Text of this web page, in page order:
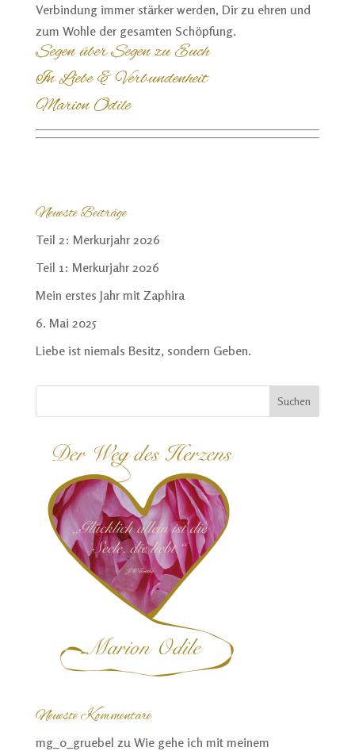
Verbindung immer stärker werden, Dir zu ehren und
zum Wohle der gesamten Schöpfung.
Segen über Segen zu Euch
In Liebe & Verbundenheit
Marion Odile
Neueste Beiträge
Teil 2: Merkurjahr 2026
Teil 1: Merkurjahr 2026
Mein erstes Jahr mit Zaphira
6. Mai 2025
Liebe ist niemals Besitz, sondern Geben.
Neueste Kommentare
mg_o_gruebel zu Wie gehe ich mit meinem